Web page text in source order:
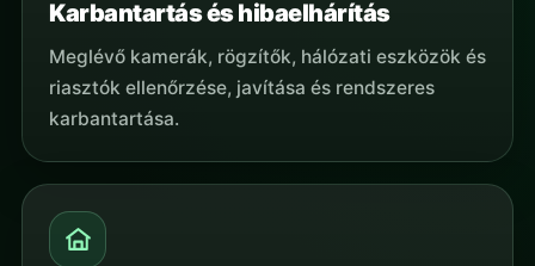
Karbantartás és hibaelhárítás
Meglévő kamerák, rögzítők, hálózati eszközök és
riasztók ellenőrzése, javítása és rendszeres
karbantartása.